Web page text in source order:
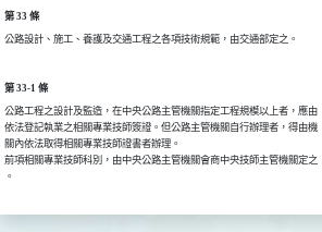
第 33 條
公路設計、施工、養護及交通工程之各項技術規範，由交通部定之。
第 33-1 條
公路工程之設計及監造，在中央公路主管機關指定工程規模以上者，應由
依法登記執業之相關專業技師簽證。但公路主管機關自行辦理者，得由機
關內依法取得相關專業技師證書者辦理。
前項相關專業技師科別，由中央公路主管機關會商中央技師主管機關定之
。